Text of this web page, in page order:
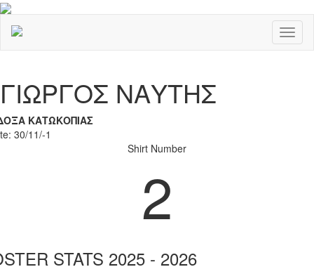
ΓΙΩΡΓΟΣ ΝΑΥΤΗΣ
ΚΑΤΩΚΟΠΙΑΣ
30/11/-1
Shirt Number
2
STATS 2025 - 2026